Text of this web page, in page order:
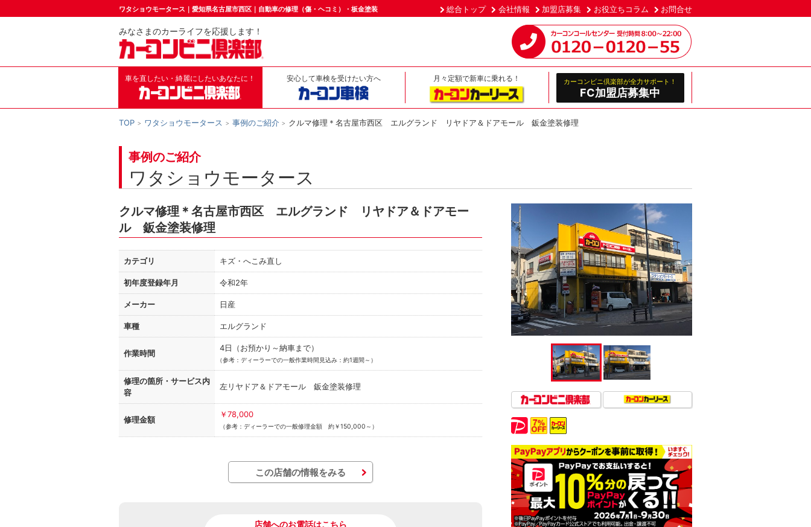
ワタショウモータース｜愛知県名古屋市西区｜自動車の修理（傷・ヘコミ）・板金塗装 総合トップ 会社情報 加盟店募集 お役立ちコラム お問合せ
みなさまのカーライフを応援します！
車を直したい・綺麗にしたいあなたに！ 安心して車検を受けたい方へ 月々定額で新車に乗れる！ カーコンビニ倶楽部が全力サポート！
FC加盟店募集中
TOP ワタショウモータース 事例のご紹介 クルマ修理＊名古屋市西区 エルグランド リヤドア＆ドアモール 鈑金塗装修理
事例のご紹介
ワタショウモータース
クルマ修理＊名古屋市西区 エルグランド リヤドア＆ドアモー
ル 鈑金塗装修理
カテゴリ キズ・へこみ直し
初年度登録年月 令和2年
メーカー 日産
車種 エルグランド
作業時間
4日（お預かり～納車まで）
（参考：ディーラーでの一般作業時間見込み：約1週間～）
修理の箇所・ サービス内
容
左リヤドア＆ドアモール 鈑金塗装修理
修理金額
￥78,000
（参考：ディーラーでの一般修理金額 約￥150,000～）
この店舗の情報をみる
店舗へのお電話はこちら